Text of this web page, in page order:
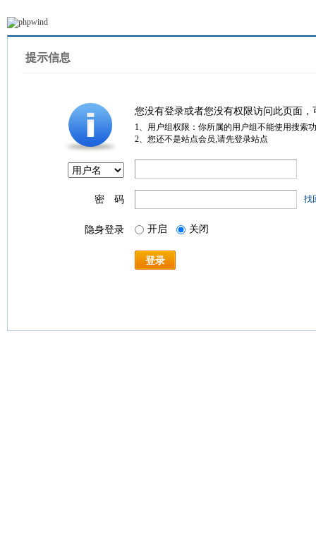
提示信息
您没有登录或者您没有权限访问此页面
1、用户组权限：你所属的用户组不能使用搜索
2、您还不是站点会员,请先登录站点
密 码 找
隐身登录 开启 关闭
登录